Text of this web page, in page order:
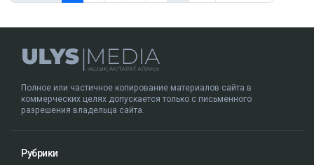
Полное или частичное копирование материалов сайта в
коммерческих целях допускается только с письменного
разрешения владельца сайта.
Рубрики